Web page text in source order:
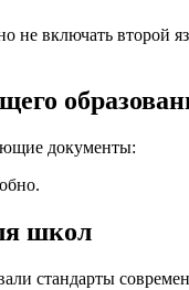
включать второй
документы:
школ
стандарты